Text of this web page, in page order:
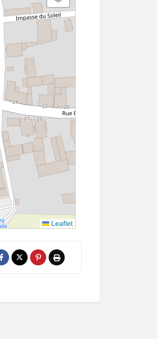
Leaflet
Partager sur Facebook
Partager sur X
Épingler sur Pinterest
Imprimer